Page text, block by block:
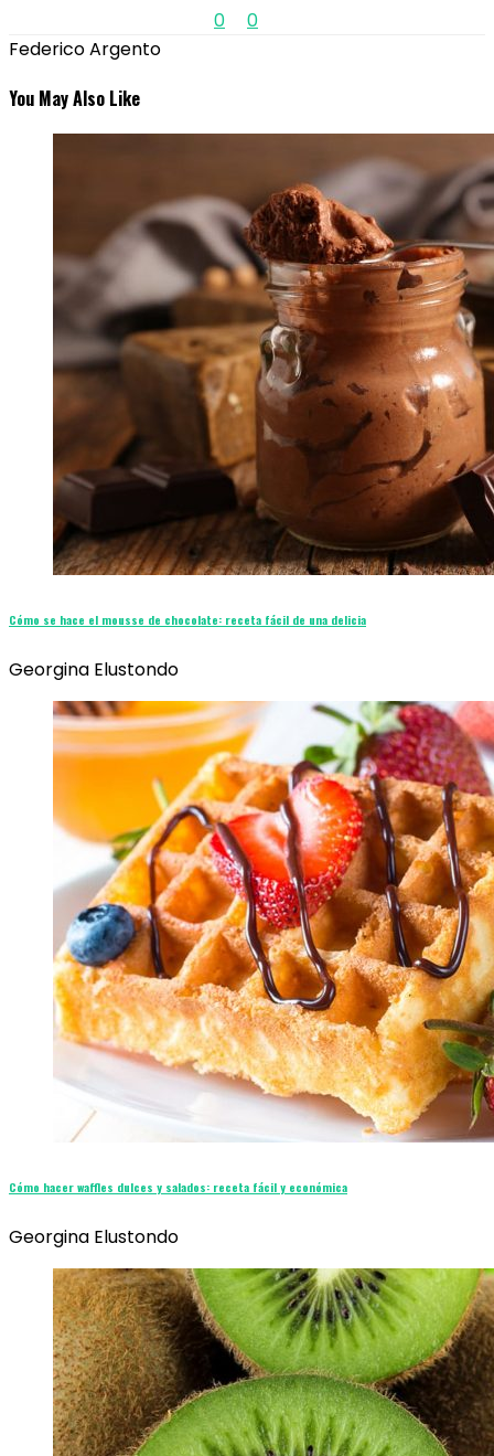
0
0
Federico Argento
You May Also Like
Cómo se hace el mousse de chocolate: receta fácil de una delicia
Georgina Elustondo
Cómo hacer waffles dulces y salados: receta fácil y económica
Georgina Elustondo